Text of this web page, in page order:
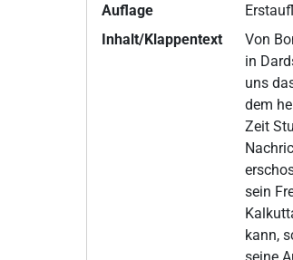
Auflage
Inhalt/Klappentext
Von
in
uns
dem
Zeit
sein
kann,